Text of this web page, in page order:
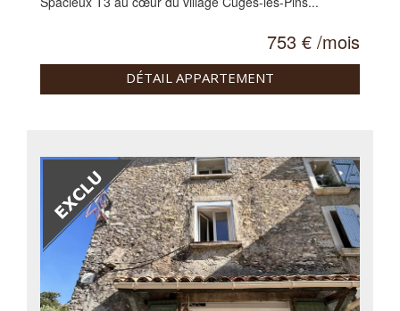
753 € /mois
DÉTAIL APPARTEMENT